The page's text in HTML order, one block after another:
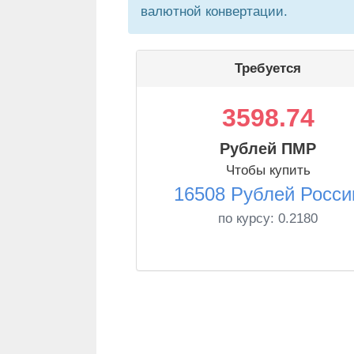
валютной конвертации.
Требуется
3598.74
Рублей ПМР
Чтобы купить
16508 Рублей
по курсу: 0.2180